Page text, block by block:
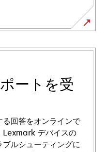
ートを受
回答をオンラインで
Lexmark デバイスの
ルシューティングに